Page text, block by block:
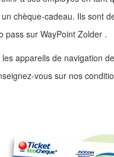
chèque-cadeau. Ils sont
pass sur WayPoint Zolder .
appareils de navigation
vous sur nos